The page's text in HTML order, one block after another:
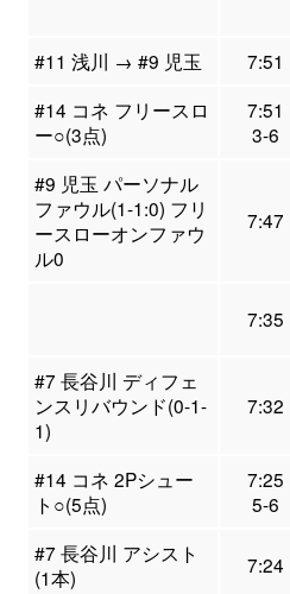
#11 浅川 → #9 児玉
7:51
#14 コネ フリースロ
ー○(3点)
7:51
3-6
#9 児玉 パーソナル
ファウル(1-1:0) フリ
ースローオンファウ
ル0
7:47
7:35
#7 長谷川 ディフェ
ンスリバウンド(0-1-
1)
7:32
#14 コネ 2Pシュー
ト○(5点)
7:25
5-6
#7 長谷川 アシスト
(1本)
7:24